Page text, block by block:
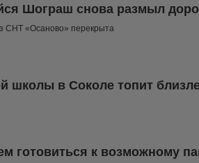
Шограш снова размыл
СНТ «Осаново» перекрыта
школы в Соколе топит
готовиться к возможному